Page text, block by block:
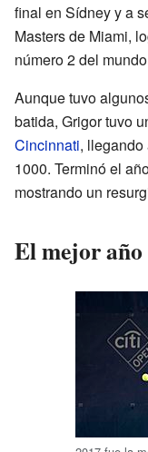
final en Sídney y a
Masters de Miami,
número 2 del
Aunque tuvo
batida, Grigor tuvo
Cincinnati, llegando
1000. Terminó el
mostrando un
El mejor año